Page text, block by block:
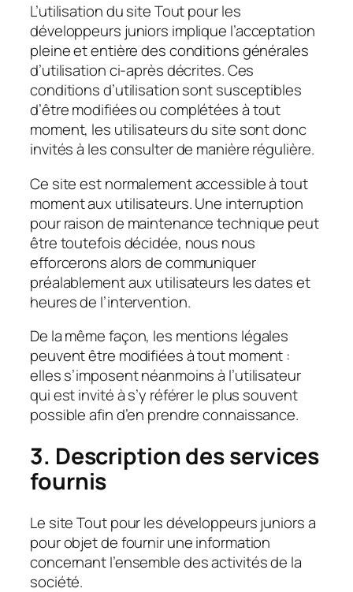
L’utilisation du site Tout pour les
développeurs juniors implique l’acceptation
pleine et entière des conditions générales
d’utilisation ci-après décrites. Ces
conditions d’utilisation sont susceptibles
d’être modifiées ou complétées à tout
moment, les utilisateurs du site sont donc
invités à les consulter de manière régulière.
Ce site est normalement accessible à tout
moment aux utilisateurs. Une interruption
pour raison de maintenance technique peut
être toutefois décidée, nous nous
efforcerons alors de communiquer
préalablement aux utilisateurs les dates et
heures de l’intervention.
De la même façon, les mentions légales
peuvent être modifiées à tout moment :
elles s’imposent néanmoins à l’utilisateur
qui est invité à s’y référer le plus souvent
possible afin d’en prendre connaissance.
3. Description des services
fournis
Le site Tout pour les développeurs juniors a
pour objet de fournir une information
concernant l’ensemble des activités de la
société.